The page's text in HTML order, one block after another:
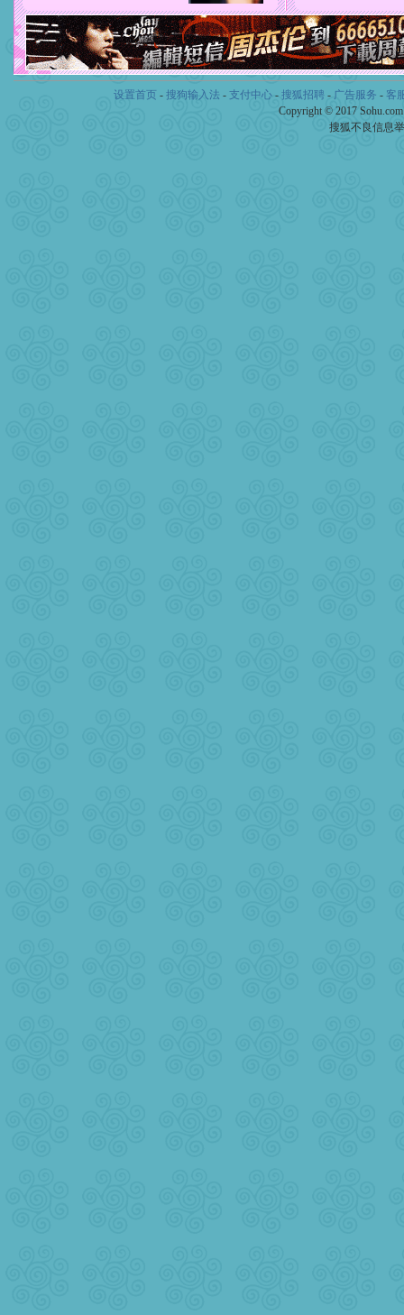
设置首页 - 搜狗输入法 - 支付中心- 搜狐招聘- 广告服务 - 客
Copyright © 2017
搜狐不良信息